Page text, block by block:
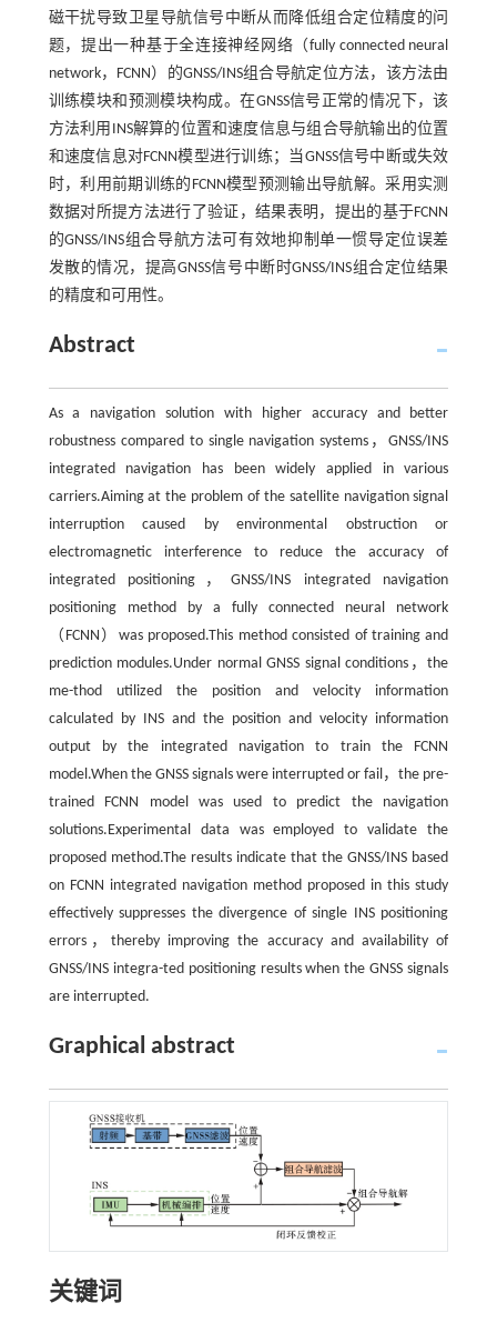
磁干扰导致卫星导航信号中断从而降低组合定位精度的问
题，提出一种基于全连接神经网络（fully connected neural
network，FCNN）的GNSS/INS组合导航定位方法，该方法由
训练模块和预测模块构成。在GNSS信号正常的情况下，该
方法利用INS解算的位置和速度信息与组合导航输出的位置
和速度信息对FCNN模型进行训练；当GNSS信号中断或失效
时，利用前期训练的FCNN模型预测输出导航解。采用实测
数据对所提方法进行了验证，结果表明，提出的基于FCNN
的GNSS/INS组合导航方法可有效地抑制单一惯导定位误差
发散的情况，提高GNSS信号中断时GNSS/INS组合定位结果
的精度和可用性。
Abstract
As a navigation solution with higher accuracy and better
robustness compared to single navigation systems，GNSS/INS
integrated navigation has been widely applied in various
carriers.Aiming at the problem of the satellite navigation signal
interruption caused by environmental obstruction or
electromagnetic interference to reduce the accuracy of
integrated positioning，GNSS/INS integrated navigation
positioning method by a fully connected neural network
（FCNN）was proposed.This method consisted of training and
prediction modules.Under normal GNSS signal conditions，the
me-thod utilized the position and velocity information
calculated by INS and the position and velocity information
output by the integrated navigation to train the FCNN
model.When the GNSS signals were interrupted or fail，the pre-
trained FCNN model was used to predict the navigation
solutions.Experimental data was employed to validate the
proposed method.The results indicate that the GNSS/INS based
on FCNN integrated navigation method proposed in this study
effectively suppresses the divergence of single INS positioning
errors，thereby improving the accuracy and availability of
GNSS/INS integra-ted positioning results when the GNSS signals
are interrupted.
Graphical abstract
关键词